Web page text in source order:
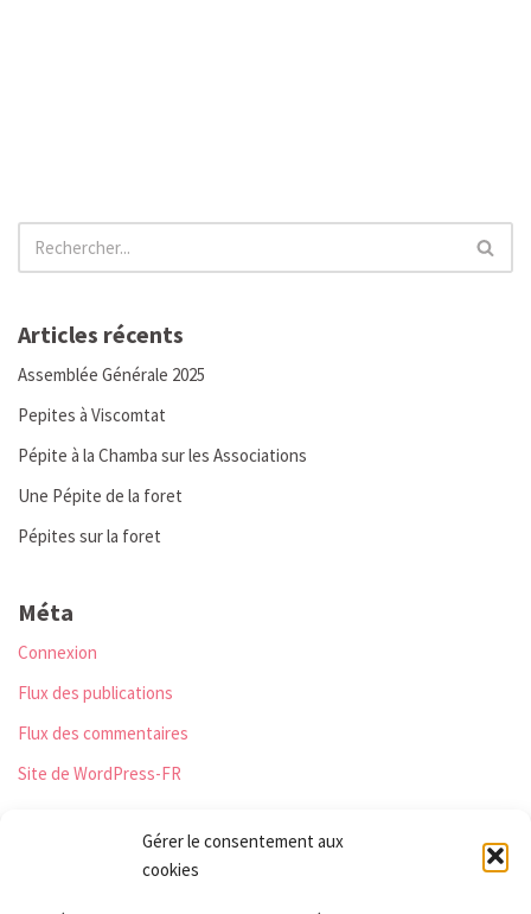
Gérer le consentement aux
cookies
Articles récents
Assemblée Générale 2025
Pepites à Viscomtat
Pépite à la Chamba sur les Associations
Une Pépite de la foret
Pépites sur la foret
Méta
Connexion
Flux des publications
Flux des commentaires
Site de WordPress-FR